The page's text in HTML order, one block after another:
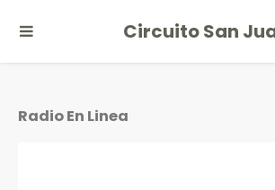
Circuito San
Radio En Linea